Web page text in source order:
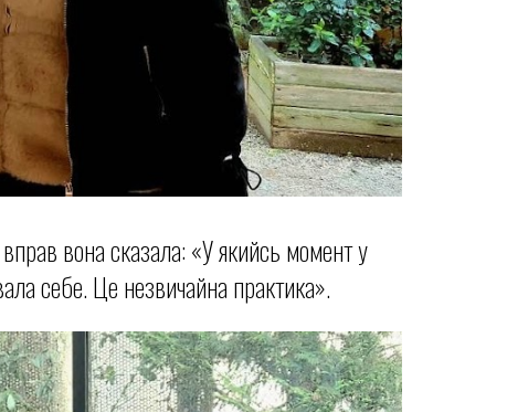
вона сказала: «У якийсь момент у
себе. Це незвичайна практика».